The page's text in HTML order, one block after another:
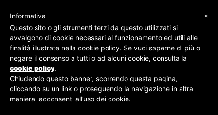
© SOS Biglietti - P.Iva 09162100961 -Chi Siamo
Contatti-Privacy Policy
×
Informativa
Questo sito o gli strumenti terzi da questo utilizzati si
avvalgono di cookie necessari al funzionamento ed utili alle
finalità illustrate nella cookie policy. Se vuoi saperne di più o
negare il consenso a tutti o ad alcuni cookie, consulta la
cookie policy.
Chiudendo questo banner, scorrendo questa pagina,
cliccando su un link o proseguendo la navigazione in altra
maniera, acconsenti all’uso dei cookie.